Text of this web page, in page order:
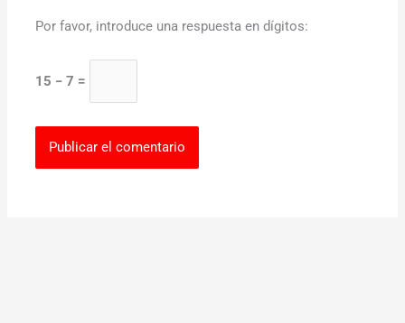
Por favor, introduce una respuesta en dígitos:
15 − 7 =